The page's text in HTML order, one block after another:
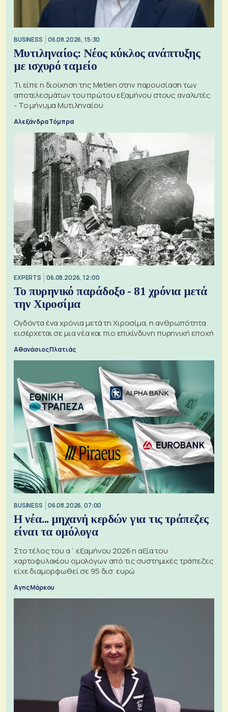
BUSINESS 06.08.2026, 15:30
Μυτιληναίος: Νέος κύκλος ανάπτυξης
με ισχυρό ταμείο
Τι είπε η διοίκηση της Metlen στην παρουσίαση των
αποτελεσμάτων του πρώτου εξαμήνου στους αναλυτές
- Το μήνυμα Μυτιληναίου
Αλεξάνδρα Τόμπρα
EXPERTS 06.08.2026, 12:00
Το πυρηνικό παράδοξο - 81 χρόνια μετά
την Χιροσίμα
Ογδόντα ένα χρόνια μετά τη Χιροσίμα, η ανθρωπότητα
εισέρχεται σε μια νέα και πιο επικίνδυνη πυρηνική εποχή
Αθανάσιος Πλατιάς
BUSINESS 06.08.2026, 07:00
Η νέα... μηχανή κερδών για τις τράπεζες
είναι τα ομόλογα
Στο τέλος του α΄ εξαμήνου 2026 η αξία του
χαρτοφυλακίου ομολόγων από τις συστημικές τράπεζες
είχε διαμορφωθεί σε 95 δισ. ευρώ
Αγης Μάρκου